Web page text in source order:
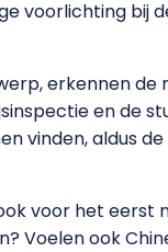
voorlichting bij
erkennen de
en de
vinden, aldus de
voor het eerst
Voelen ook